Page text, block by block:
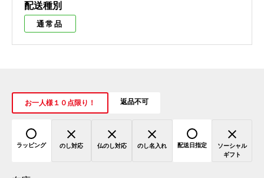
配送種別
通常品
お一人様１０点限り！ 返品不可
ラッピング のし対応 仏のし対応 のし名入れ 配送日指定
ソーシャル
ギフト